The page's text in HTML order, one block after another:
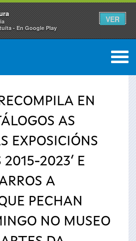
- En Google Play
VER
0
EN
AS
EXPOSICIÓNS
2015-2023’ E
A
PECHAN
NO MUSEO